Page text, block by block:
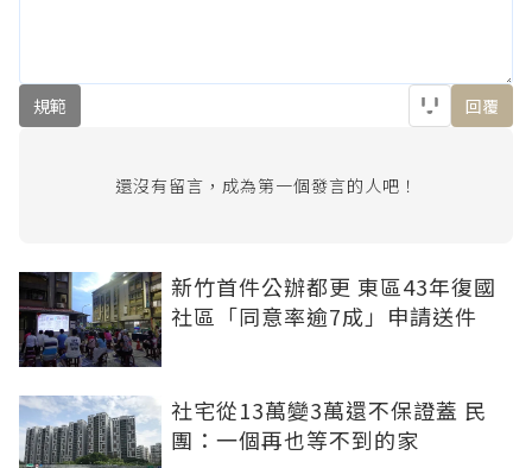
規範 回覆
還沒有留言，成為第一個發言的人吧！
新竹首件公辦都更 東區43年復國
社區「同意率逾7成」申請送件
社宅從13萬變3萬還不保證蓋 民
團：一個再也等不到的家